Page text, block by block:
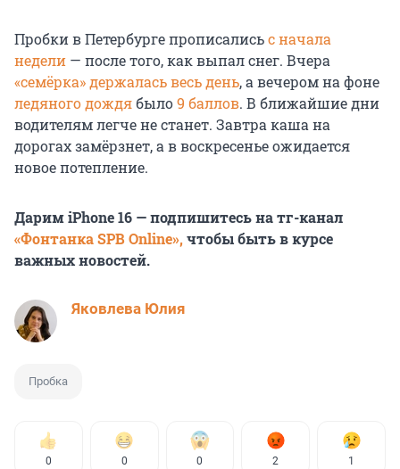
Пробки в Петербурге прописалисьс начала
недели — после того, как выпал снег. Вчера
«семёрка» держалась весь день, а вечером на фоне
ледяного дождябыло9 баллов. В ближайшие дни
водителям легче не станет. Завтра каша на
дорогах замёрзнет, а в воскресенье ожидается
новое потепление.
Дарим iPhone 16 — подпишитесь на тг-канал
«Фонтанка SPB Online»,чтобы быть в курсе
важных новостей.
Яковлева Юлия
Пробка
0 0 0 2 1